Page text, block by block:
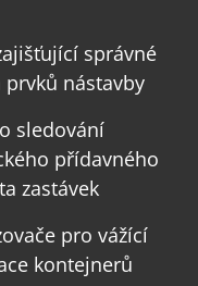
správné
prvků nástavby
sledování
přídavného
zastávek
pro vážící
kontejnerů